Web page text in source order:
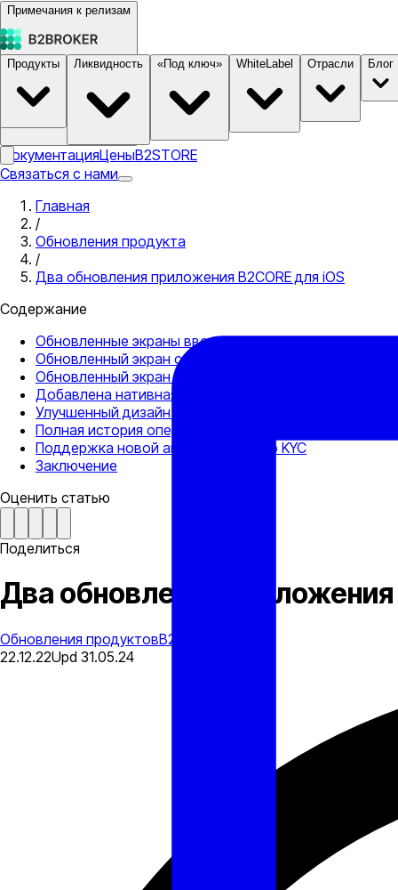
Примечания к релизам
ДокументацияЦеныB2STORE
Продукты Ликвидность «Под ключ» WhiteLabel Отрасли Блог
Связаться с нами
Главная
/
Обновления продукта
/
Два обновления приложения B2CORE для iOS
Содержание
Обновленные экраны ввода и вывода средств
Обновленный экран создания учетной записи
Обновленный экран деталей счета платформы
Добавлена нативная поддержка OneZero и PrimeXM
Улучшенный дизайн кошелька
Полная история операций с кошельком
Поддержка новой аккредитации по KYC
Заключение
Оценить статью
Поделиться
Два обновления приложения
Обновления продуктовB2CONNECT
22.12.22Upd 31.05.24